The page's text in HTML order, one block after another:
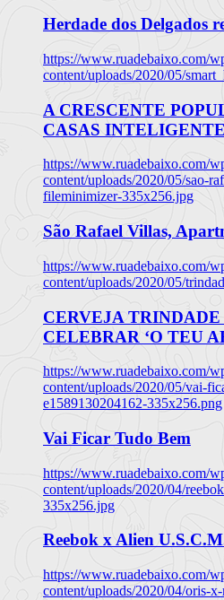
Herdade dos Delgados
https://www.ruadebaixo.com/
content/uploads/2020/05/
A CRESCENTE
CASAS
https://www.ruadebaixo.com/
content/uploads/2020/05/sao-
fileminimizer-335x256.jpg
São Rafael Villas,
https://www.ruadebaixo.com/
content/uploads/2020/05/
CERVEJA
CELEBRAR ‘O TEU
https://www.ruadebaixo.com/
content/uploads/2020/05/vai-
e1589130204162-335x256.png
Vai Ficar Tudo Bem
https://www.ruadebaixo.com/
content/uploads/2020/04/
335x256.jpg
Reebok x Alien
https://www.ruadebaixo.com/
content/uploads/2020/04/oris-